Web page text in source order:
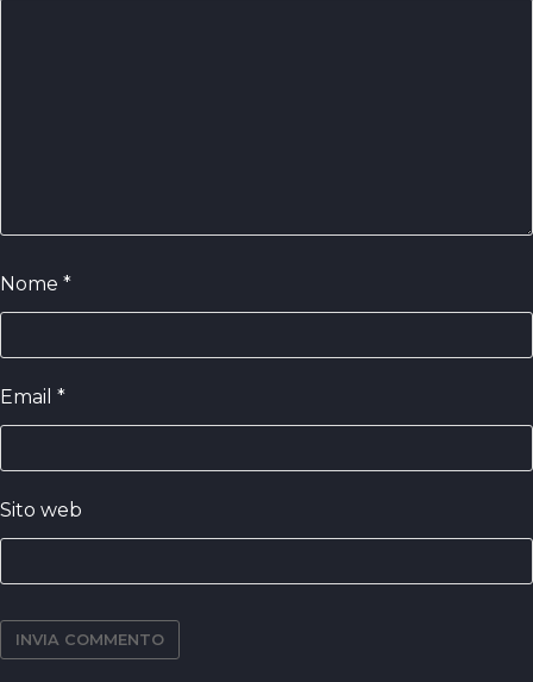
Nome *
Email *
Sito web